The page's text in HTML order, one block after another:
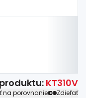
KT310V
na porovnanie Zdieľať